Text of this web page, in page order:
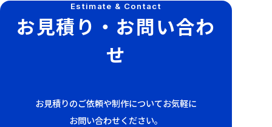
Estimate & Contact
お見積り・お問い合わ
せ
お見積りのご依頼や制作についてお気軽に
お問い合わせください。